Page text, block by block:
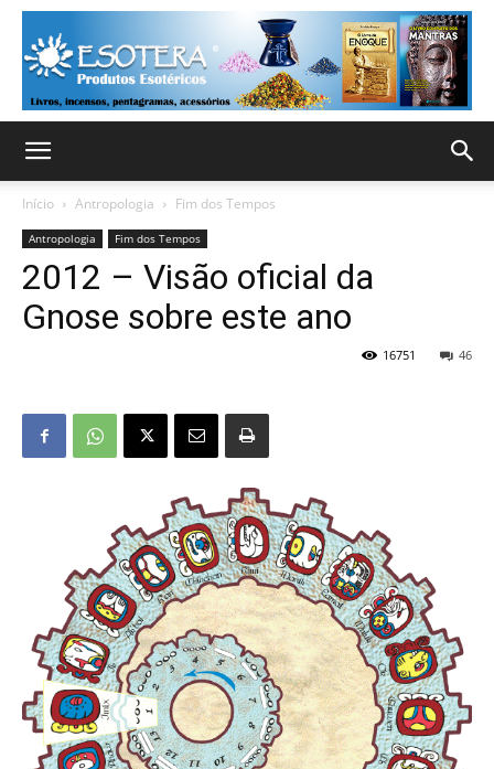
Início Antropologia Fim dos Tempos
Antropologia Fim dos Tempos
2012 – Visão oficial da
Gnose sobre este ano
46
16751